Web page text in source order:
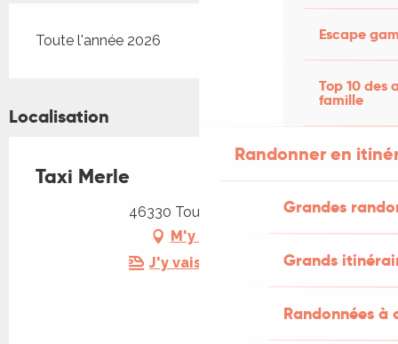
Escape
Top 10 des
famille
Randonner en
Grandes
Grands
Randonnées
Toute l'année 2026
Localisation
Taxi Merle
46330 Tour-de-Faure
M'y rendre
J'y vais en train !